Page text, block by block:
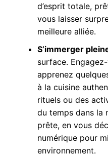
d’esprit totale,
vous laisser
meilleure alliée.
S’immerger
surface.
apprenez
à la cuisine
rituels ou des
du temps dans la
prête, en vous
numérique pour
environnement.